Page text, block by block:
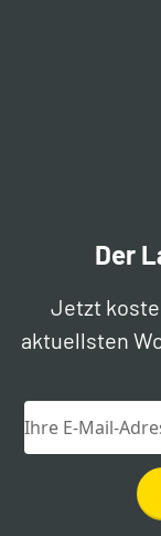
Der
Jetzt
aktuellsten